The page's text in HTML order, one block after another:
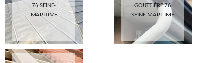
76 SEINE-
MARITIME
GOUTTIÈRE 76
SEINE-MARITIME